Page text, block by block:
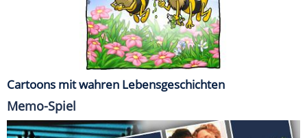
Cartoons mit wahren Lebensgeschichten
Memo-Spiel